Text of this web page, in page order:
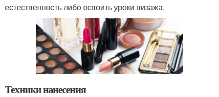
естественность либо освоить уроки визажа.
Техники нанесения